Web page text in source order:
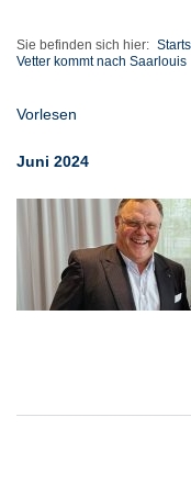
Sie befinden sich hier:
Vetter kommt nach Saarlouis
Vorlesen
Juni 2024